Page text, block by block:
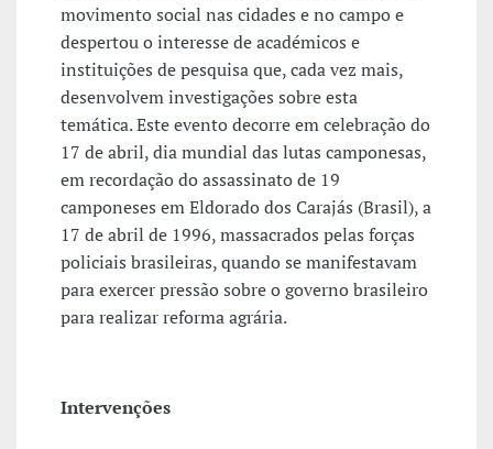
movimento social nas cidades e no campo e
despertou o interesse de académicos e
instituições de pesquisa que, cada vez mais,
desenvolvem investigações sobre esta
temática. Este evento decorre em celebração do
17 de abril, dia mundial das lutas camponesas,
em recordação do assassinato de 19
camponeses em Eldorado dos Carajás (Brasil), a
17 de abril de 1996, massacrados pelas forças
policiais brasileiras, quando se manifestavam
para exercer pressão sobre o governo brasileiro
para realizar reforma agrária.
Intervenções